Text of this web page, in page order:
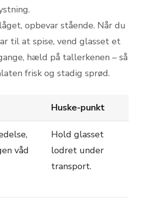
opbevar stående. Når du
til at spise, vend glasset et
hæld på tallerkenen – så
frisk og stadig sprød.
Huske-punkt
våd
Hold glasset
lodret under
transport.